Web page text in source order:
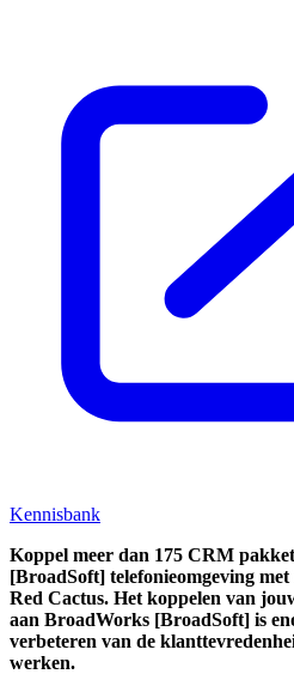
Kennisbank
Koppel meer dan 175 CRM
[BroadSoft] telefonieomgeving
Red Cactus. Het koppelen van
aan BroadWorks [BroadSoft] is
verbeteren van de
werken.